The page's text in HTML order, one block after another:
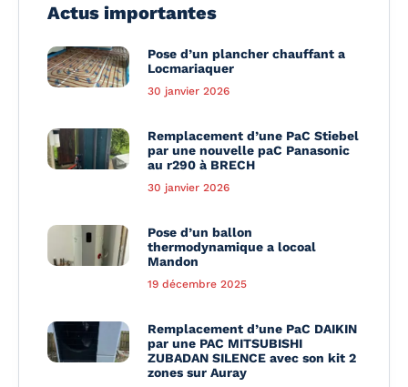
Actus importantes
Pose d’un plancher chauffant a
Locmariaquer
30 janvier 2026
Remplacement d’une PaC Stiebel
par une nouvelle paC Panasonic
au r290 à BRECH
30 janvier 2026
Pose d’un ballon
thermodynamique a locoal
Mandon
19 décembre 2025
Remplacement d’une PaC DAIKIN
par une PAC MITSUBISHI
ZUBADAN SILENCE avec son kit 2
zones sur Auray